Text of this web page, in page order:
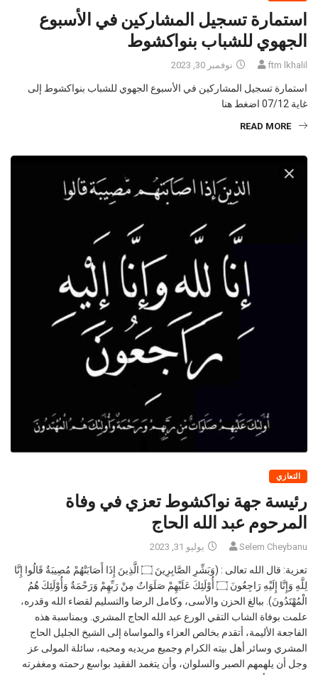
استمارة تسجيل المشاركين في الأسبوع
الجهوي للشباب بنواكشوط
ftm lkhalil نوفمبر 30, 2023
استمارة تسجيل المشاركين في الأسبوع الجهوي للشباب بنواكشوط إلى
غاية 07/12 اضغط هنا
READ MORE
التعازي
رئيسة جهة نواكشوط تعزي في وفاة
المرحوم عبد الله الحاج
Selem Cheybanu يوليو 31, 2023
تعزية: قال الله تعالى : (وَبَشِّرِ الصَّابِرِينَ ۝ الَّذِينَ إِذَا أَصَابَتْهُمْ مُصِيبَةٌ قَالُوا إِنَّا
لِلَّهِ وَإِنَّا إِلَيْهِ رَاجِعُونَ ۝ أُوْلَئِكَ عَلَيْهِمْ صَلَوَاتٌ مِنْ رَبِّهِمْ وَرَحْمَةٌ وَأُوْلَئِكَ هُمُ
الْمُهْتَدُونَ). ببالغ الحزن والأسى، وكامل الرضا والتسليم لقضاء الله وقدره،
علمت بوفاة الشاب التقي الورع عبد الله الحاج المشري. وبمناسبة هذه
الفاجعة الأليمة، أتقدم بخالص العزاء والمواساة إلى الشيخ الجليل الحاج
المشري وسائر أهل بيته الكرام وجميع مريديه ومحبه، سائلة المولى عز
وجل أن يلهمهم الصبر والسلوان، وأن يتغمد الفقيد بواسع رحمته ومغفرته